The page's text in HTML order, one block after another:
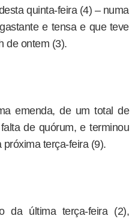
quinta-feira (4) – numa
e tensa e que teve
de ontem (3).
emenda, de um total de
de quórum, e terminou
terça-feira (9).
da última terça-feira (2),